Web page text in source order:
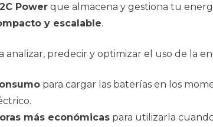
Power que almacena y gestiona tu
y escalable.
analizar, predecir y optimizar el uso de la
para cargar las baterías en los
más económicas para utilizarla